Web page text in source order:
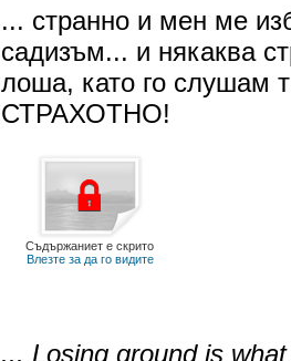
... странно и мен ме
садизъм... и някаква
лоша, като го слушам
СТРАХОТНО!
Съдържаниет е скрито
Влезте за да го видите
... Losing ground is